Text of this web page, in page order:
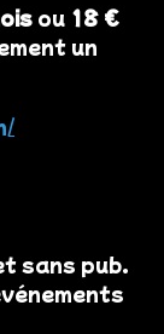
ou 18 €
un
sans pub.